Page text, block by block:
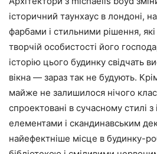
історичний таунхаус в лондоні,
фарбами і стильними рішення, які
творчій особистості його
історію цього будинку свідчать
вікна — зараз так не будують.
майже не залишилося нічого
спроектовані в сучасному стилі з
елементами і скандинавським
найефектніше місце в будинку-